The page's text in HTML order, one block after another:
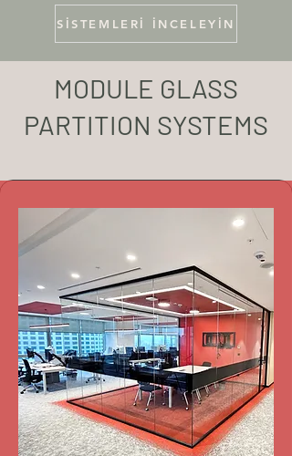
SİSTEMLERİ İNCELEYİN
MODULE GLASS
PARTITION SYSTEMS